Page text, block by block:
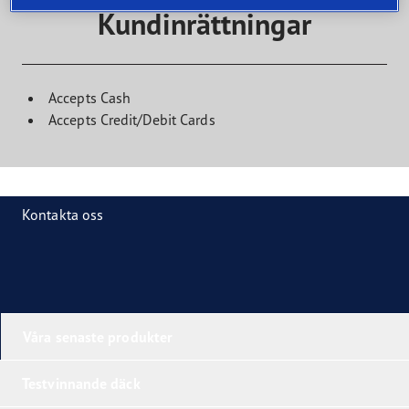
Kundinrättningar
Accepts Cash
Accepts Credit/Debit Cards
Kontakta oss